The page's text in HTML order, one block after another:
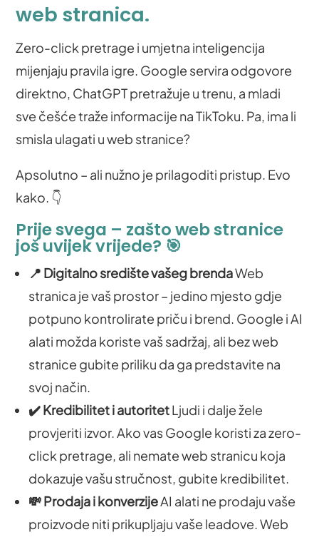
web stranica.
Zero-click pretrage i umjetna inteligencija
mijenjaju pravila igre. Google servira odgovore
direktno, ChatGPT pretražuje u trenu, a mladi
sve češće traže informacije na TikToku. Pa, ima li
smisla ulagati u web stranice?
Apsolutno – ali nužno je prilagoditi pristup. Evo
kako. 👇
Prije svega – zašto web stranice
još uvijek vrijede? 🎯
📍 Digitalno središte vašeg brendaWeb
stranica je vaš prostor – jedino mjesto gdje
potpuno kontrolirate priču i brend. Google i AI
alati možda koriste vaš sadržaj, ali bez web
stranice gubite priliku da ga predstavite na
svoj način.
✔️ Kredibilitet i autoritetLjudi i dalje žele
provjeriti izvor. Ako vas Google koristi za zero-
click pretrage, ali nemate web stranicu koja
dokazuje vašu stručnost, gubite kredibilitet.
💸 Prodaja i konverzijeAI alati ne prodaju vaše
proizvode niti prikupljaju vaše leadove. Web